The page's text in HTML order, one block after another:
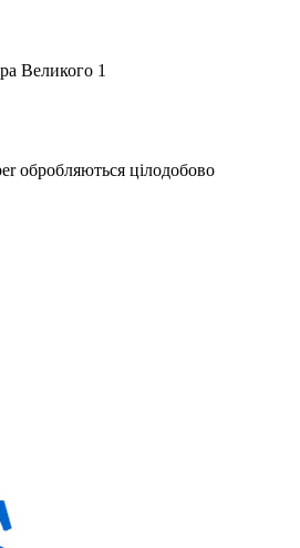
Великого 1
обробляються цілодобово